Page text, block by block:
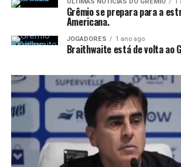
Grêmio se prepara para a
Americana.
JOGADORES 1 ano ago
Braithwaite está de volta ao